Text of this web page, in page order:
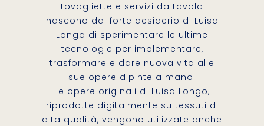
tovagliette e servizi da tavola
nascono dal forte desiderio di Luisa
Longo di sperimentare le ultime
tecnologie per implementare,
trasformare e dare nuova vita alle
sue opere dipinte a mano.
Le opere originali di Luisa Longo,
riprodotte digitalmente su tessuti di
alta qualità, vengono utilizzate anche